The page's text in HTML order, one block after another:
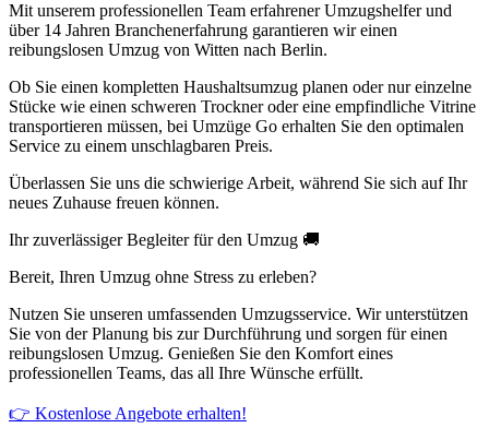
Mit unserem professionellen Team erfahrener Umzugshelfer und
über 14 Jahren Branchenerfahrung garantieren wir einen
reibungslosen Umzug von Witten nach Berlin.
Ob Sie einen kompletten Haushaltsumzug planen oder nur einzelne
Stücke wie einen schweren Trockner oder eine empfindliche Vitrine
transportieren müssen, bei Umzüge Go erhalten Sie den optimalen
Service zu einem unschlagbaren Preis.
Überlassen Sie uns die schwierige Arbeit, während Sie sich auf Ihr
neues Zuhause freuen können.
Ihr zuverlässiger Begleiter für den Umzug 🚚
Bereit, Ihren Umzug ohne Stress zu erleben?
Nutzen Sie unseren umfassenden Umzugsservice. Wir unterstützen
Sie von der Planung bis zur Durchführung und sorgen für einen
reibungslosen Umzug. Genießen Sie den Komfort eines
professionellen Teams, das all Ihre Wünsche erfüllt.
👉 Kostenlose Angebote erhalten!